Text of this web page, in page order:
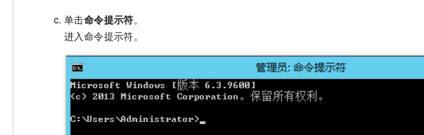
单击命令提示符。
进入命令提示符。